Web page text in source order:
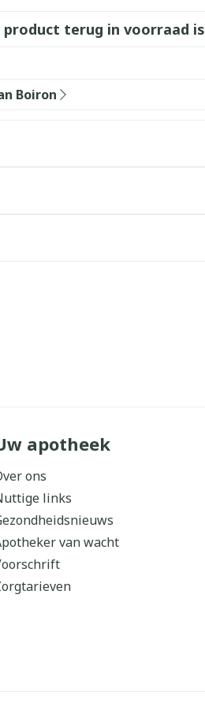
terug in voorraad is
Boiron
apotheek
ons
links
van wacht